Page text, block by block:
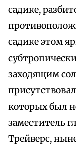
садике,
садике этом
заходящим
которых был
заместитель
Трейверс,